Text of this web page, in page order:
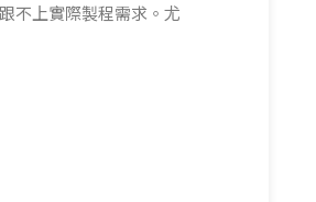
不上實際製程需求。尤